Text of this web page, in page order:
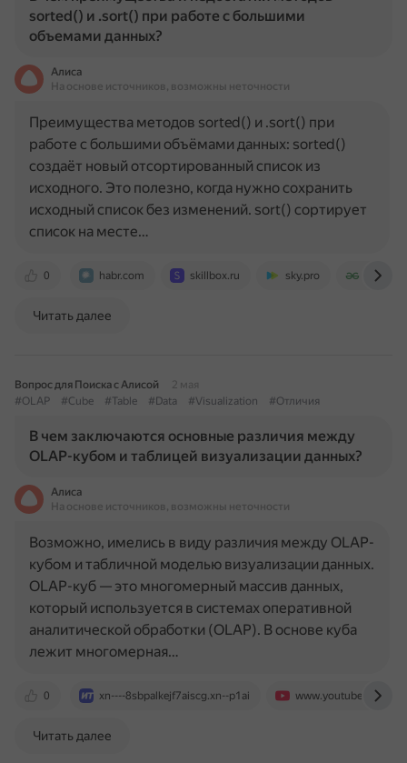
sorted() и .sort() при работе с большими
объемами данных?
Алиса
На основе источников, возможны неточности
0 habr.com skillbox.ru sky.pro
Преимущества методов sorted() и .sort() при
работе с большими объёмами данных: sorted()
создаёт новый отсортированный список из
исходного. Это полезно, когда нужно сохранить
исходный список без изменений. sort() сортирует
список на месте…
Читать далее
Вопрос для Поиска с Алисой
2 мая
#OLAP
#Cube #Table #Data #Visualization #Отличия
В чем заключаются основные различия между
OLAP-кубом и таблицей визуализации данных?
Алиса
На основе источников, возможны неточности
0 xn----8sbpalkejf7aiscg.xn--p1ai www.youtube.com
Возможно, имелись в виду различия между OLAP-
кубом и табличной моделью визуализации данных.
OLAP-куб — это многомерный массив данных,
который используется в системах оперативной
аналитической обработки (OLAP). В основе куба
лежит многомерная…
Читать далее